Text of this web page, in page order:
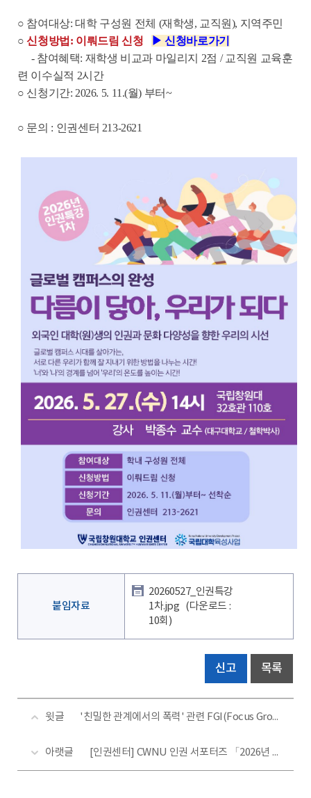
○ 참여대상: 대학 구성원 전체 (재학생, 교직원), 지역주민
○신청방법: 이뤄드림 신청 ▶ 신청바로가기
- 참여혜택: 재학생 비교과 마일리지 2점 / 교직원 교육훈
련 이수실적 2시간
○ 신청기간: 2026. 5. 11.(월) 부터~
○ 문의 : 인권센터 213-2621
붙임자료
20260527_인권특강
1차.jpg (다운로드 :
10회)
신고 목록
윗글 '친밀한 관계에서의 폭력' 관련 FGI(Focus Group Interview, 초점집단인터뷰) 참여자 모집
아랫글 [인권센터] CWNU 인권 서포터즈 「2026년 인권지킴이 6기」모집 안내